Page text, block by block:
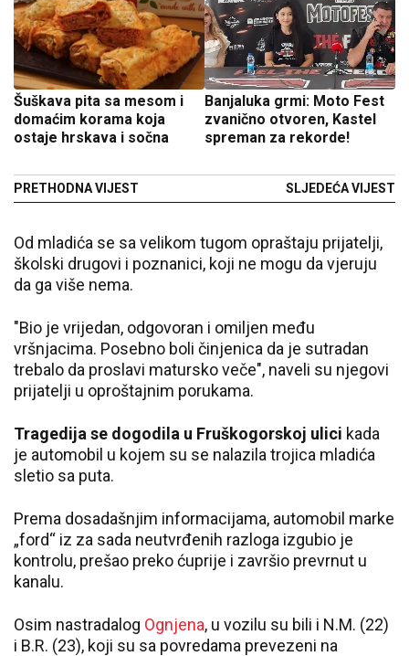
Šuškava pita sa mesom i
domaćim korama koja
ostaje hrskava i sočna
PRETHODNA VIJEST
Banjaluka grmi: Moto Fest
zvanično otvoren, Kastel
spreman za rekorde!
SLJEDEĆA VIJEST
Od mladića se sa velikom tugom opraštaju prijatelji,
školski drugovi i poznanici, koji ne mogu da vjeruju
da ga više nema.
"Bio je vrijedan, odgovoran i omiljen među
vršnjacima. Posebno boli činjenica da je sutradan
trebalo da proslavi matursko veče", naveli su njegovi
prijatelji u oproštajnim porukama.
Tragedija se dogodila u Fruškogorskoj ulici kada
je automobil u kojem su se nalazila trojica mladića
sletio sa puta.
Prema dosadašnjim informacijama, automobil marke
„ford“ iz za sada neutvrđenih razloga izgubio je
kontrolu, prešao preko ćuprije i završio prevrnut u
kanalu.
Osim nastradalog Ognjena, u vozilu su bili i N.M. (22)
i B.R. (23), koji su sa povredama prevezeni na